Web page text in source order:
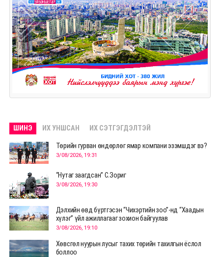
ШИНЭ ИХ УНШСАН ИХ СЭТГЭГДЭЛТЭЙ
Төрийн гурван өндөрлөг ямар компани эзэмшдэг вэ?
3/08/2026, 19:31
“Нутаг заагдсан” С.Зориг
3/08/2026, 19:30
Дэлхийн өвд бүртгэсэн “Чихэртийн зоо”-нд “Хаадын
хүлэг” үйл ажиллагааг зохион байгуулав
3/08/2026, 19:10
Хөвсгөл нуурын лусыг тахих төрийн тахилгын ёслол
боллоо